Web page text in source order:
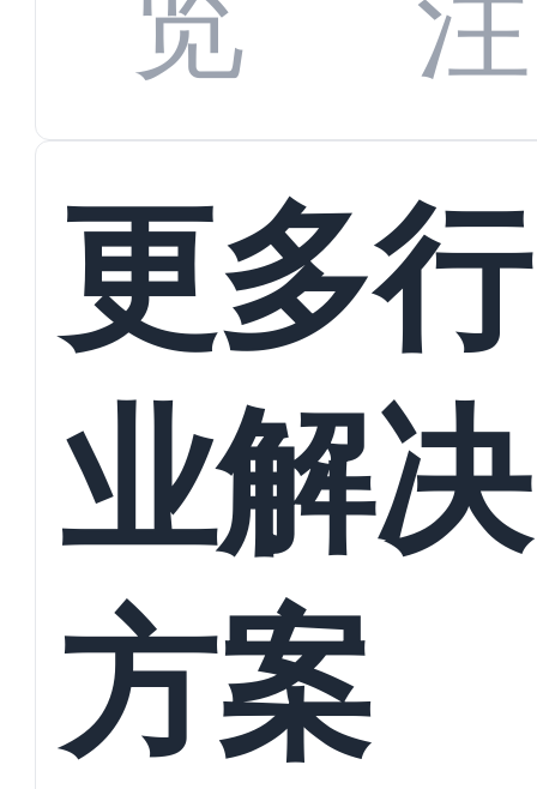
蜕变
接
更多行
业解决
方案